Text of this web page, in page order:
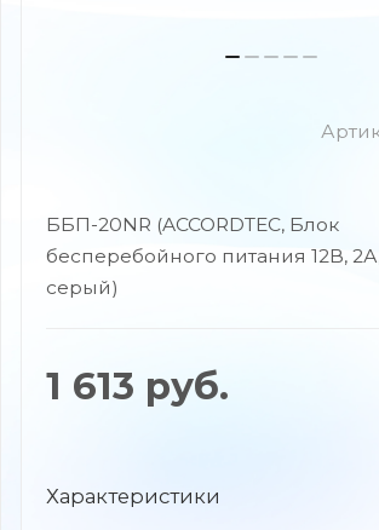
ББП-20NR (ACCORDTEC, Блок
бесперебойного питания 12В,
серый)
1 613 руб.
Характеристики